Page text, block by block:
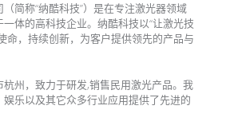
简称“纳酷科技”）是在专注激光器领域
体的高科技企业。纳酷科技以“让激光技
命，持续创新，为客户提供领先的产品与
州，致力于研发,销售民用激光产品。我
乐以及其它众多行业应用提供了先进的